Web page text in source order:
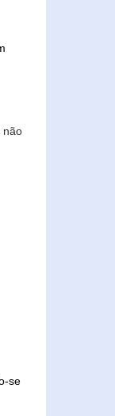
não
se